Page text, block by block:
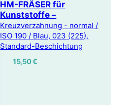
HM-FRÄSER für
Kunststoffe –
Kreuzverzahnung - normal /
ISO 190 / Blau, 023 (225),
Standard-Beschichtung
15,50€